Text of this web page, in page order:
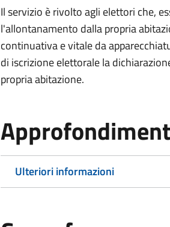
Il servizio è rivolto agli elettori che,
l'allontanamento dalla propria
continuativa e vitale da
di iscrizione elettorale la
propria abitazione.
Ulteriori informazioni